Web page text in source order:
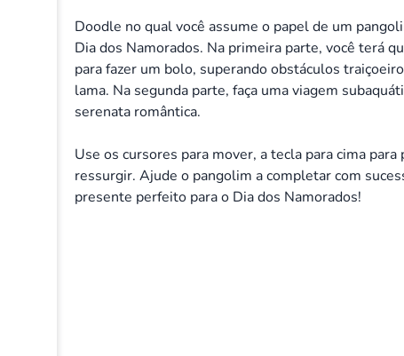
Doodle no qual você assume o papel de um
Dia dos Namorados. Na primeira parte, você terá
para fazer um bolo, superando obstáculos
lama. Na segunda parte, faça uma viagem
serenata romântica.
Use os cursores para mover, a tecla para cima para
ressurgir. Ajude o pangolim a completar com
presente perfeito para o Dia dos Namorados!